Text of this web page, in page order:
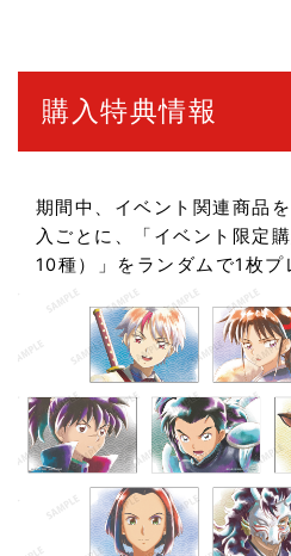
購入特典情報
期間中、イベント関連商品
入ごとに、「イベント限定
10種）」をランダムで1枚プ